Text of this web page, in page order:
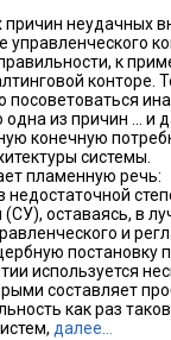
неудачных
управленческого
к
конторе.
посоветоваться
одна из причин … и
конечную
системы.
пламенную речь:
недостаточной
оставаясь, в
и
постановку
используется
составляет
как раз
далее…